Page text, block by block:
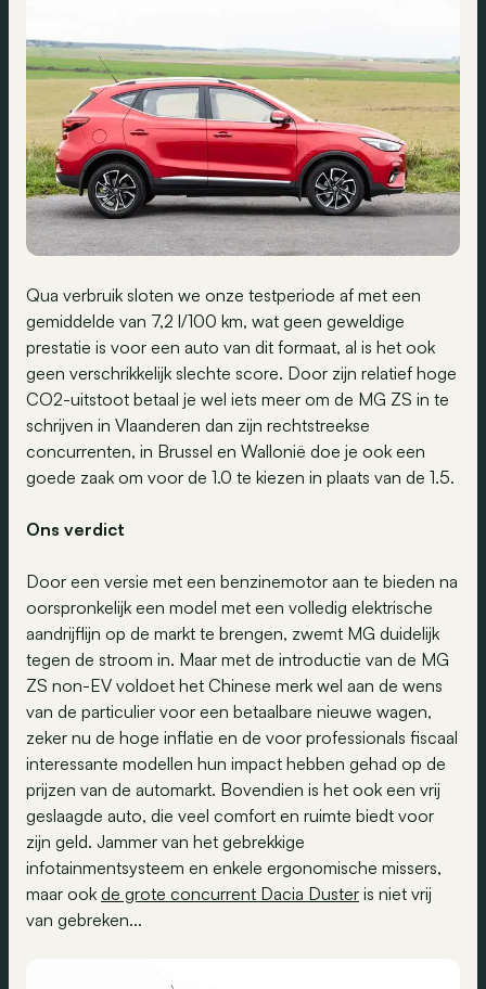
Qua verbruik sloten we onze testperiode af met een
gemiddelde van 7,2 l/100 km, wat geen geweldige
prestatie is voor een auto van dit formaat, al is het ook
geen verschrikkelijk slechte score. Door zijn relatief hoge
CO2-uitstoot betaal je wel iets meer om de MG ZS in te
schrijven in Vlaanderen dan zijn rechtstreekse
concurrenten, in Brussel en Wallonië doe je ook een
goede zaak om voor de 1.0 te kiezen in plaats van de 1.5.
Ons verdict
Door een versie met een benzinemotor aan te bieden na
oorspronkelijk een model met een volledig elektrische
aandrijflijn op de markt te brengen, zwemt MG duidelijk
tegen de stroom in. Maar met de introductie van de MG
ZS non-EV voldoet het Chinese merk wel aan de wens
van de particulier voor een betaalbare nieuwe wagen,
zeker nu de hoge inflatie en de voor professionals fiscaal
interessante modellen hun impact hebben gehad op de
prijzen van de automarkt. Bovendien is het ook een vrij
geslaagde auto, die veel comfort en ruimte biedt voor
zijn geld. Jammer van het gebrekkige
infotainmentsysteem en enkele ergonomische missers,
maar ook de grote concurrent Dacia Duster is niet vrij
van gebreken...